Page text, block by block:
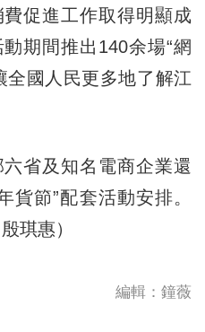
促進工作取得明顯成
期間推出140余場“網
全國人民更多地了解江
省及知名電商企業還
貨節”配套活動安排。
琪惠）
編輯：鐘薇